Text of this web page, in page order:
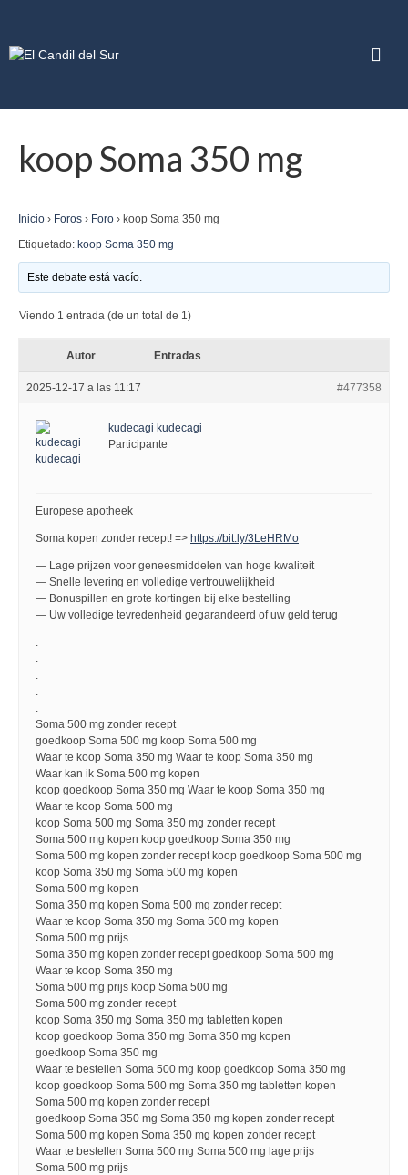
koop Soma 350 mg
Inicio › Foros › Foro › koop Soma 350 mg
Etiquetado: koop Soma 350 mg
Este debate está vacío.
Viendo 1 entrada (de un total de 1)
Autor Entradas
2025-12-17 a las 11:17 #477358
kudecagi kudecagi
Participante
Europese apotheek
Soma kopen zonder recept! => https://bit.ly/3LeHRMo
— Lage prijzen voor geneesmiddelen van hoge kwaliteit
— Snelle levering en volledige vertrouwelijkheid
— Bonuspillen en grote kortingen bij elke bestelling
— Uw volledige tevredenheid gegarandeerd of uw geld terug
.
.
.
.
.
Soma 500 mg zonder recept
goedkoop Soma 500 mg koop Soma 500 mg
Waar te koop Soma 350 mg Waar te koop Soma 350 mg
Waar kan ik Soma 500 mg kopen
koop goedkoop Soma 350 mg Waar te koop Soma 350 mg
Waar te koop Soma 500 mg
koop Soma 500 mg Soma 350 mg zonder recept
Soma 500 mg kopen koop goedkoop Soma 350 mg
Soma 500 mg kopen zonder recept koop goedkoop Soma 500 mg
koop Soma 350 mg Soma 500 mg kopen
Soma 500 mg kopen
Soma 350 mg kopen Soma 500 mg zonder recept
Waar te koop Soma 350 mg Soma 500 mg kopen
Soma 500 mg prijs
Soma 350 mg kopen zonder recept goedkoop Soma 500 mg
Waar te koop Soma 350 mg
Soma 500 mg prijs koop Soma 500 mg
Soma 500 mg zonder recept
koop Soma 350 mg Soma 350 mg tabletten kopen
koop goedkoop Soma 350 mg Soma 350 mg kopen
goedkoop Soma 350 mg
Waar te bestellen Soma 500 mg koop goedkoop Soma 350 mg
koop goedkoop Soma 500 mg Soma 350 mg tabletten kopen
Soma 500 mg kopen zonder recept
goedkoop Soma 350 mg Soma 350 mg kopen zonder recept
Soma 500 mg kopen Soma 350 mg kopen zonder recept
Waar te bestellen Soma 500 mg Soma 500 mg lage prijs
Soma 500 mg prijs